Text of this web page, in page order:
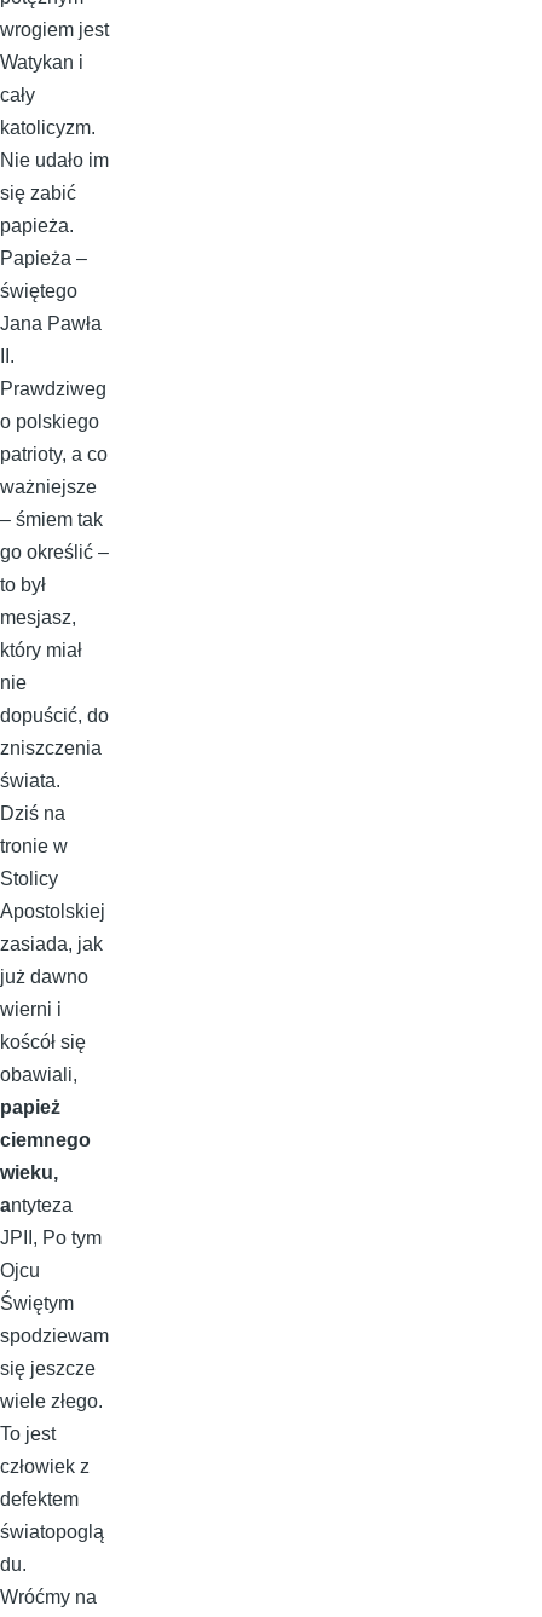
wrogiem jest
Watykan i
cały
katolicyzm.
Nie udało im
się zabić
papieża.
Papieża –
świętego
Jana Pawła
II.
Prawdziweg
o polskiego
patrioty, a co
ważniejsze
– śmiem tak
go określić –
to był
mesjasz,
który miał
nie
dopuścić, do
zniszczenia
świata.
Dziś na
tronie w
Stolicy
Apostolskiej
zasiada, jak
już dawno
wierni i
koścół się
obawiali,
papież
ciemnego
wieku,
antyteza
JPII, Po tym
Ojcu
Świętym
spodziewam
się jeszcze
wiele złego.
To jest
człowiek z
defektem
światopoglą
du.
Wróćmy na